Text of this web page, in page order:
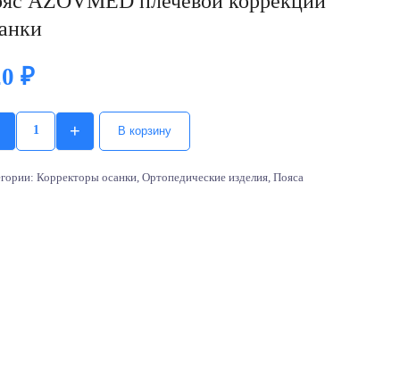
₽
Quantity+ В корзину
Корректоры осанки, Ортопедические изделия, Пояса